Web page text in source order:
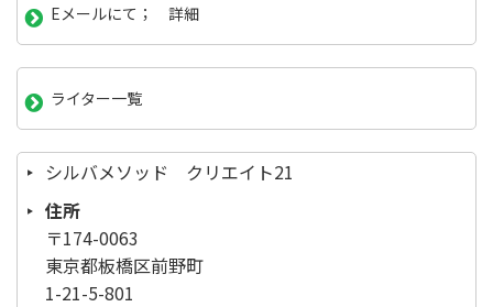
Eメールにて； 詳細
ライター一覧
シルバメソッド クリエイト21
住所
〒174-0063
東京都板橋区前野町
1-21-5-801